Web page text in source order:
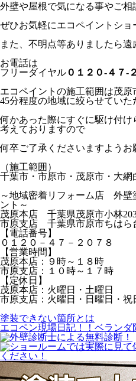
外壁や屋根で気になる事やご相
ぜひお気軽にエコペイントショ
また、不明点等ありましたら
お電話は
フリーダイヤル０１２０-４７-
エコペイントの施工範囲は茂
45分程度の地域に絞らせていた
何かあった際にすぐに駆け付
考えておりますので
何卒ご了承くださいますようお
（施工範囲）
千葉市・市原市・茂原市・大網
～地域密着リフォーム店 外壁
ント～
茂原本店 千葉県茂原市小林
市原支店 千葉県市原市ちはら
【電話番号】
０１２０－４７－２０７８
【営業時間】
茂原本店：９時～１８時
市原支店：１０時～１７時
【定休日】
茂原本店：火曜日・土曜日
市原支店：火曜日・日曜日・祝
塗装できない箇所とは
エコペン現場日記！！ベラン